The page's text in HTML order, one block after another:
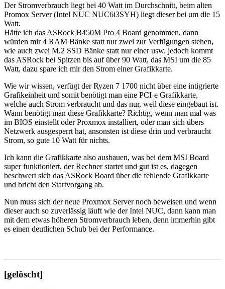
Der Stromverbrauch liegt bei 40 Watt im Durchschnitt, beim alten
Promox Server (Intel NUC NUC6i3SYH) liegt dieser bei um die 15
Watt.
Hätte ich das ASRock B450M Pro 4 Board genommen, dann
würden mir 4 RAM Bänke statt nur zwei zur Verfügungen stehen,
wie auch zwei M.2 SSD Bänke statt nur einer usw. jedoch kommt
das ASRock bei Spitzen bis auf über 90 Watt, das MSI um die 85
Watt, dazu spare ich mir den Strom einer Grafikkarte.
Wie wir wissen, verfügt der Ryzen 7 1700 nicht über eine intigrierte
Grafikeinheit und somit benötigt man eine PCI-e Grafikkarte,
welche auch Strom verbraucht und das nur, weil diese eingebaut ist.
Wann benötigt man diese Grafikkarte? Richtig, wenn man mal was
im BIOS einstellt oder Proxmox installiert, oder man sich übers
Netzwerk ausgesperrt hat, ansonsten ist diese drin und verbraucht
Strom, so gute 10 Watt für nichts.
Ich kann die Grafikkarte also ausbauen, was bei dem MSI Board
super funktioniert, der Rechner startet und gut ist es, dagegen
beschwert sich das ASRock Board über die fehlende Grafikkarte
und bricht den Startvorgang ab.
Nun muss sich der neue Proxmox Server noch beweisen und wenn
dieser auch so zuverlässig läuft wie der Intel NUC, dann kann man
mit dem etwas höheren Stromverbrauch leben, denn immerhin gibt
es einen deutlichen Schub bei der Performance.
[gelöscht]